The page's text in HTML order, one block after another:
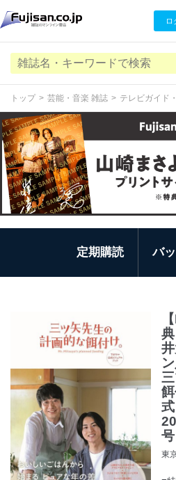
ロ
トップ 芸能・音楽 雑誌 テレビガイド
定期購読 バ
号
東